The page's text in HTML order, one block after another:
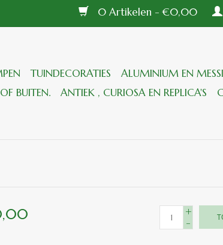
0 Artikelen - €0,00
TUINDECORATIES
ALUMINIUM EN
BUITEN.
ANTIEK , CURIOSA EN REPLICA'S
+
-